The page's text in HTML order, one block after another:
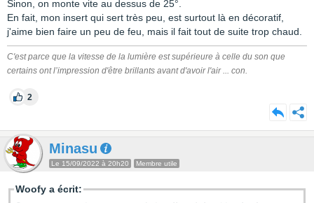
Sinon, on monte vite au dessus de 25°.
En fait, mon insert qui sert très peu, est surtout là en décoratif,
j'aime bien faire un peu de feu, mais il fait tout de suite trop chaud.
C'est parce que la vitesse de la lumière est supérieure à celle du son que
certains ont l’impression d'être brillants avant d'avoir l'air ... con.
2
Minasu
Le 15/09/2022 à 20h20 Membre utile
Woofy a écrit: